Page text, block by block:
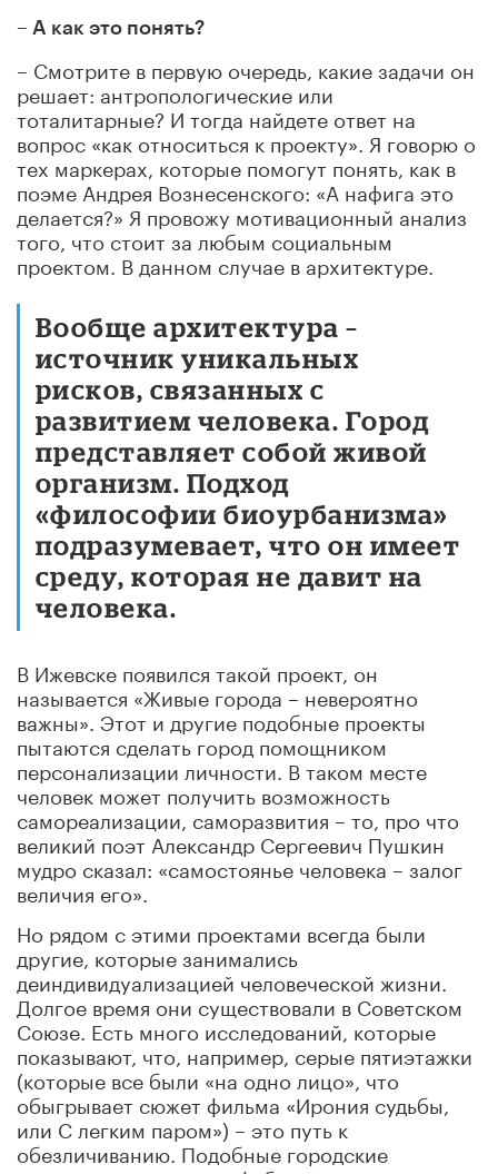
– А как это понять?
– Смотрите в первую очередь, какие задачи он
решает: антропологические или
тоталитарные? И тогда найдете ответ на
вопрос «как относиться к проекту». Я говорю о
тех маркерах, которые помогут понять, как в
поэме Андрея Вознесенского: «А нафига это
делается?» Я провожу мотивационный анализ
того, что стоит за любым социальным
проектом. В данном случае в архитектуре.
Вообще архитектура –
источник уникальных
рисков, связанных с
развитием человека. Город
представляет собой живой
организм. Подход
«философии биоурбанизма»
подразумевает, что он имеет
среду, которая не давит на
человека.
В Ижевске появился такой проект, он
называется «Живые города – невероятно
важны». Этот и другие подобные проекты
пытаются сделать город помощником
персонализации личности. В таком месте
человек может получить возможность
самореализации, саморазвития – то, про что
великий поэт Александр Сергеевич Пушкин
мудро сказал: «самостоянье человека – залог
величия его».
Но рядом с этими проектами всегда были
другие, которые занимались
деиндивидуализацией человеческой жизни.
Долгое время они существовали в Советском
Союзе. Есть много исследований, которые
показывают, что, например, серые пятиэтажки
(которые все были «на одно лицо», что
обыгрывает сюжет фильма «Ирония судьбы,
или С легким паром») – это путь к
обезличиванию. Подобные городские